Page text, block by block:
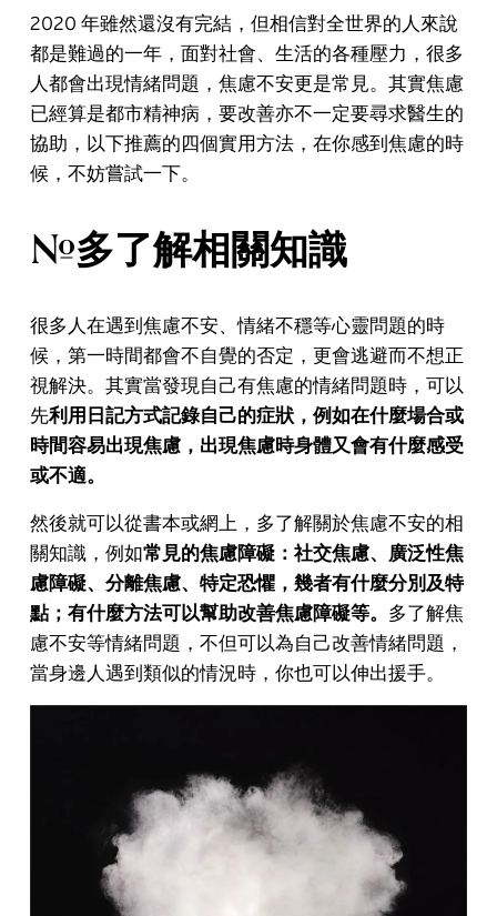
2020 年雖然還沒有完結，但相信對全世界的人來說
都是難過的一年，面對社會、生活的各種壓力，很多
人都會出現情緒問題，焦慮不安更是常見。其實焦慮
已經算是都市精神病，要改善亦不一定要尋求醫生的
協助，以下推薦的四個實用方法，在你感到焦慮的時
候，不妨嘗試一下。
#多了解相關知識
很多人在遇到焦慮不安、情緒不穩等心靈問題的時
候，第一時間都會不自覺的否定，更會逃避而不想正
視解決。其實當發現自己有焦慮的情緒問題時，可以
先利用日記方式記錄自己的症狀，例如在什麼場合或
時間容易出現焦慮，出現焦慮時身體又會有什麼感受
或不適。
然後就可以從書本或網上，多了解關於焦慮不安的相
關知識，例如常見的焦慮障礙：社交焦慮、廣泛性焦
慮障礙、分離焦慮、特定恐懼，幾者有什麼分別及特
點；有什麼方法可以幫助改善焦慮障礙等。 多了解焦
慮不安等情緒問題，不但可以為自己改善情緒問題，
當身邊人遇到類似的情況時，你也可以伸出援手。